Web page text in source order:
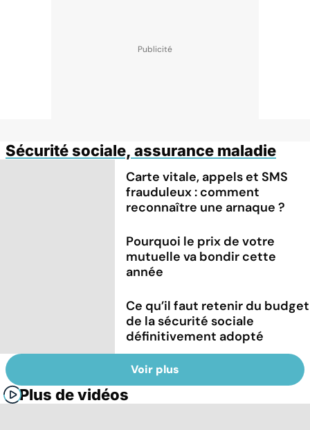
Sécurité sociale, assurance maladie
Carte vitale, appels et SMS
frauduleux : comment
reconnaître une arnaque ?
Pourquoi le prix de votre
mutuelle va bondir cette
année
Ce qu’il faut retenir du budget
de la sécurité sociale
définitivement adopté
Voir plus
Plus de vidéos